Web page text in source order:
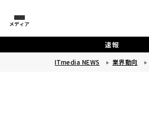
メディア
速報
ITmedia NEWS 業界動向